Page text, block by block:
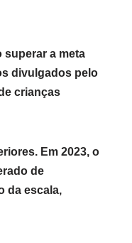
superar a meta
divulgados pelo
crianças
Em 2023, o
de
da escala,